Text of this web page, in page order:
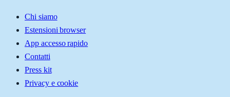
Chi siamo
Estensioni browser
App accesso rapido
Contatti
Press kit
Privacy e cookie